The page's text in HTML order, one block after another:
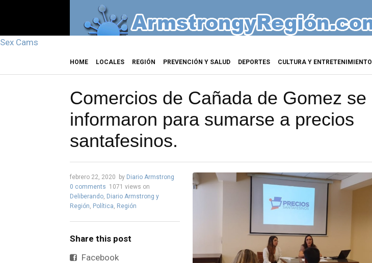
Sex Cams
HOME LOCALES REGIÓN PREVENCIÓN Y SALUD DEPORTES CULTURA Y ENTRETENIMIENTO
Comercios de Cañada de Gomez se
informaron para sumarse a precios
santafesinos.
febrero 22, 2020 by Diario Armstrong
0 comments 1071 views on
Deliberando, Diario Armstrong y
Región, Política, Región
Share this post
Facebook